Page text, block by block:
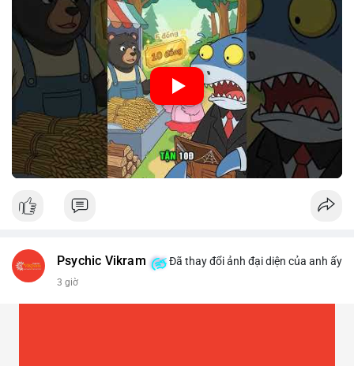
lâm nghiệp tối ưu hoá chuỗi cung ứng và kiểm soát lợi nhuận.
🎥 Xem video trực tiếp tại:
Nguồn: Cú Thông Thái
Psychic Vikram Đã thay đổi ảnh đại diện của anh ấy
3 giờ